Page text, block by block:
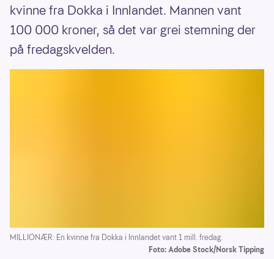
kvinne fra Dokka i Innlandet. Mannen vant
100 000 kroner, så det var grei stemning der
på fredagskvelden.
MILLIONÆR: En kvinne fra Dokka i Innlandet vant 1 mill. fredag.
Foto: Adobe Stock/Norsk Tipping